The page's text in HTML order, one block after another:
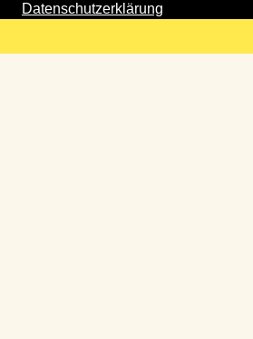
Datenschutzerklärung